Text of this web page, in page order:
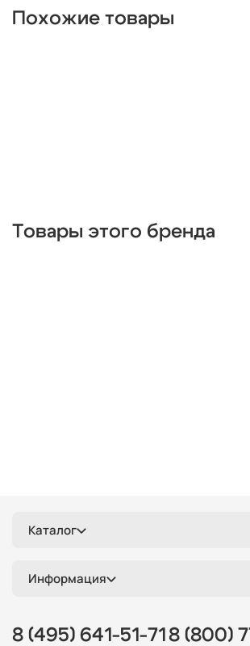
круглые
классические светодиодные
Похожие товары
Товары этого бренда
Каталог
Информация
8 (495) 641-51-71 8 (800)